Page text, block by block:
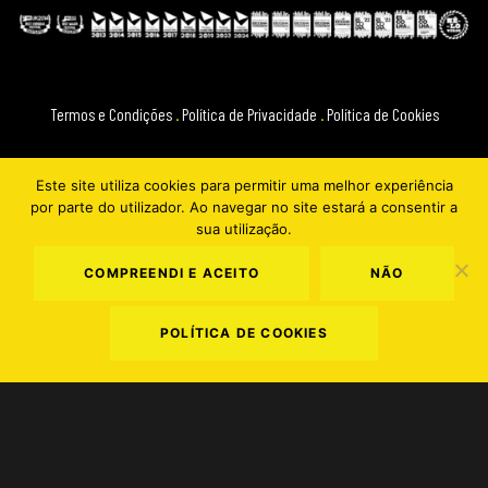
Termos e Condições .Política de Privacidade .Política de Cookies
Este site utiliza cookies para permitir uma melhor experiência
por parte do utilizador. Ao navegar no site estará a consentir a
sua utilização.
COMPREENDI E ACEITO NÃO
POLÍTICA DE COOKIES